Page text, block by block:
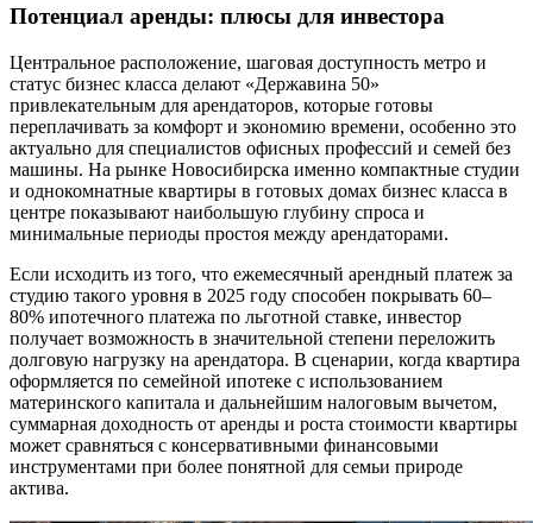
Потенциал аренды: плюсы для инвестора
Центральное расположение, шаговая доступность метро и
статус бизнес класса делают «Державина 50»
привлекательным для арендаторов, которые готовы
переплачивать за комфорт и экономию времени, особенно это
актуально для специалистов офисных профессий и семей без
машины. На рынке Новосибирска именно компактные студии
и однокомнатные квартиры в готовых домах бизнес класса в
центре показывают наибольшую глубину спроса и
минимальные периоды простоя между арендаторами.
Если исходить из того, что ежемесячный арендный платеж за
студию такого уровня в 2025 году способен покрывать 60–
80% ипотечного платежа по льготной ставке, инвестор
получает возможность в значительной степени переложить
долговую нагрузку на арендатора. В сценарии, когда квартира
оформляется по семейной ипотеке с использованием
материнского капитала и дальнейшим налоговым вычетом,
суммарная доходность от аренды и роста стоимости квартиры
может сравняться с консервативными финансовыми
инструментами при более понятной для семьи природе
актива.